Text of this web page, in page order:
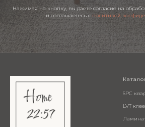
Нажимая на кнопку, вы даете согласие на
и соглашаетесь c политикой
SPC
LVT